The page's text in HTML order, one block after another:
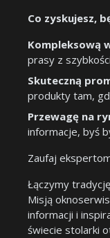
Co zyskujesz,
Kompleksową
prasy z
Skuteczną
produkty tam,
Przewagę na
informacje, byś
Zaufaj
Łączymy
Misją
informacji i
świecie stolarki